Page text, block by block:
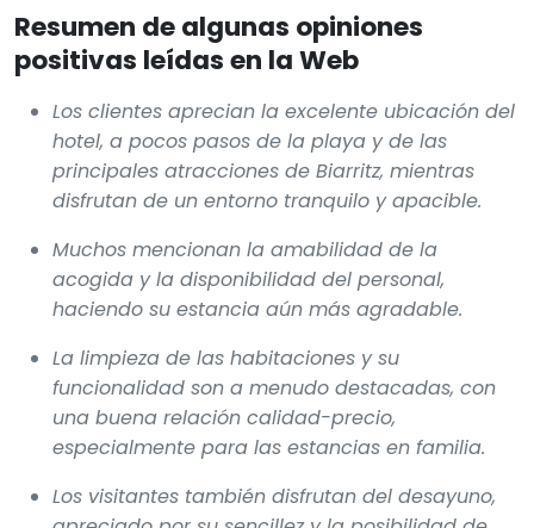
Resumen de algunas opiniones
positivas leídas en la Web
Los clientes aprecian la excelente ubicación del
hotel, a pocos pasos de la playa y de las
principales atracciones de Biarritz, mientras
disfrutan de un entorno tranquilo y apacible.
Muchos mencionan la amabilidad de la
acogida y la disponibilidad del personal,
haciendo su estancia aún más agradable.
La limpieza de las habitaciones y su
funcionalidad son a menudo destacadas, con
una buena relación calidad-precio,
especialmente para las estancias en familia.
Los visitantes también disfrutan del desayuno,